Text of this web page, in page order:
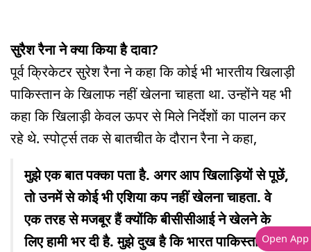
सुरैश रैना ने क्या किया है दावा?
पूर्व क्रिकेटर सुरेश रैना ने कहा कि कोई भी भारतीय खिलाड़ी
पाकिस्तान के खि‍लाफ नहीं खेलना चाहता था. उन्होंने यह भी
कहा कि खिलाड़ी केवल ऊपर से मिले निर्देशों का पालन कर
रहे थे. स्पोर्ट्स तक से बातचीत के दौरान रैना ने कहा,
मुझे एक बात पक्का पता है. अगर आप खिलाड़ियों से पूछें,
तो उनमें से कोई भी एशिया कप नहीं खेलना चाहता. वे
एक तरह से मजबूर हैं क्योंकि बीसीसीआई ने खेलने के
लिए हामी भर दी है. मुझे दुख है कि भारत पाकिस्तान केOpen App